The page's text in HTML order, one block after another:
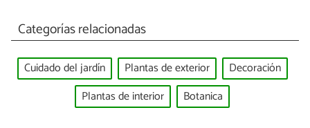
Categorías relacionadas
Cuidado del jardín Plantas de exterior
Decoración
Plantas de interior
Botanica